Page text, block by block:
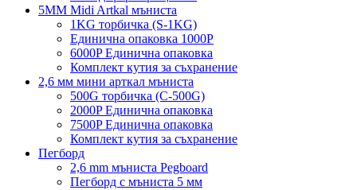
5MM Midi Artkal мъниста
1KG торбичка (S-1KG)
Единична опаковка 1000P
6000P Единична опаковка
Комплект кутия за съхранение
2,6 мм мини арткал мъниста
500G торбичка (C-500G)
2000P Единична опаковка
7500P Единична опаковка
Комплект кутия за съхранение
Пегборд
2,6 mm мъниста Pegboard
Пегборд с мъниста 5 мм